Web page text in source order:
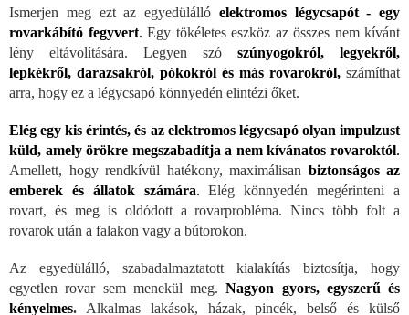
Ismerjen meg ezt az egyedülálló elektromos légycsapót - egy
rovarkábító fegyvert. Egy tökéletes eszköz az összes nem kívánt
lény eltávolítására. Legyen szó szúnyogokról, legyekről,
lepkékről, darazsakról, pókokról és más rovarokról, számíthat
arra, hogy ez a légycsapó könnyedén elintézi őket.
Elég egy kis érintés, és az elektromos légycsapó olyan impulzust
küld, amely örökre megszabadítja a nem kívánatos rovaroktól.
Amellett, hogy rendkívül hatékony, maximálisan biztonságos az
emberek és állatok számára. Elég könnyedén megérinteni a
rovart, és meg is oldódott a rovarprobléma. Nincs több folt a
rovarok után a falakon vagy a bútorokon.
Az egyedülálló, szabadalmaztatott kialakítás biztosítja, hogy
egyetlen rovar sem menekül meg.Nagyon gyors, egyszerű és
kényelmes. Alkalmas lakások, házak, pincék, belső és külső